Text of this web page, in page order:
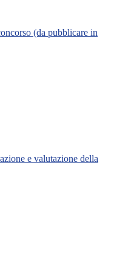
(da pubblicare in
e valutazione della